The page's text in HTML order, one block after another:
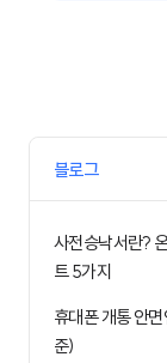
블로그
사전승낙서란?
트 5가지
휴대폰 개통 안
준)